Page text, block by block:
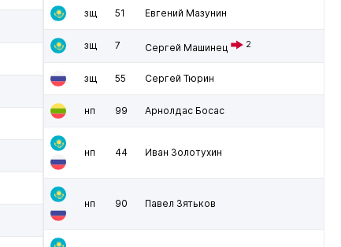
зщ 51 Евгений Мазунин
зщ 7 Сергей Машинец 2
зщ 55 Сергей Тюрин
нп 99 Арнолдас Босас
нп 44 Иван Золотухин
нп 90 Павел Зятьков